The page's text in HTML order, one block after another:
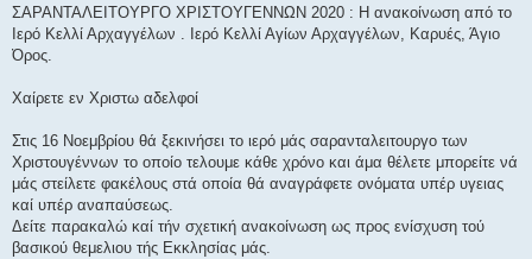
μ
σ
ί
ε
σ
ΣΑΡΑΝΤΑΛΕΙΤΟΥΡΓΟ ΧΡΙΣΤΟΥΓΕΝΝΩΝ 2020 : Η ανακοίνωση από το
Ιερό Κελλί Αρχαγγέλων . Ιερό Κελλί Αγίων Αρχαγγέλων, Καρυές, Άγιο
Όρος.
Χαίρετε εν Χριστω αδελφοί
Στις 16 Νοεμβρίου θά ξεκινήσει το ιερό μάς σαρανταλειτουργο των
Χριστουγέννων το οποίο τελουμε κάθε χρόνο και άμα θέλετε μπορείτε νά
μάς στείλετε φακέλους στά οποία θά αναγράφετε ονόματα υπέρ υγειας
καί υπέρ αναπαύσεως.
Δείτε παρακαλώ καί τήν σχετική ανακοίνωση ως προς ενίσχυση τού
βασικού θεμελιου τής Εκκλησίας μάς.